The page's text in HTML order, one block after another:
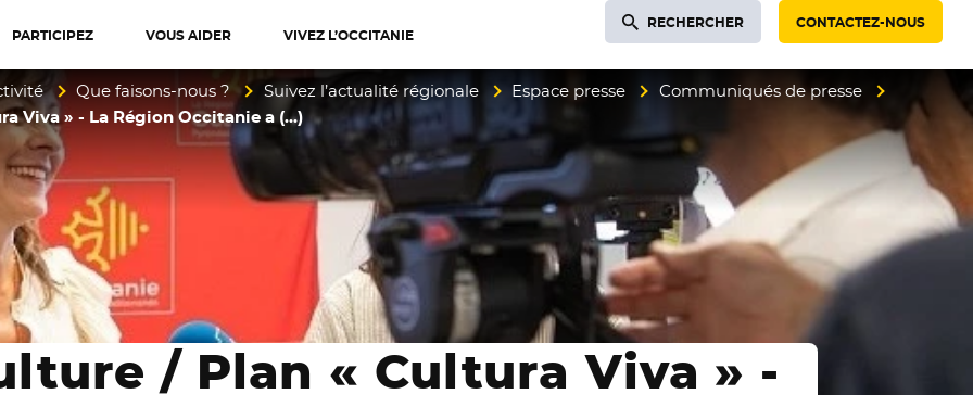
PARTICIPEZ VOUS AIDER VIVEZ L’OCCITANIE
RECHERCHER CONTACTEZ-NOUS
Que faisons-nous ? Suivez l’actualité régionale Espace presse
Communiqués de presse
Viva » - La Région Occitanie a (…)
/ Plan « Cultura Viva » -